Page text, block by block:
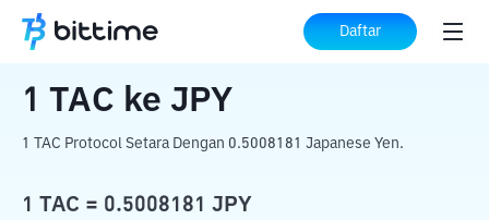
Daftar
Beranda Konverter Kripto ke JPY
1 TAC ke JPY
1 TAC Protocol Setara Dengan 0.5008181 Japanese Yen.
1 TAC = 0.5008181 JPY